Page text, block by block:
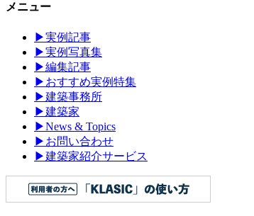
メニュー
▶実例記事
▶実例写真集
▶編集記事
▶ おすすめ実例特集
▶建築事務所
▶建築家
▶News & Topics
▶ お問い合わせ
▶建築家紹介サービス